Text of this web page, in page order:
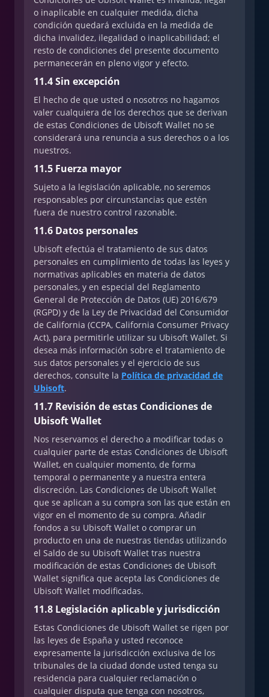
o inaplicable en cualquier medida, dicha
condición quedará excluida en la medida de
dicha invalidez, ilegalidad o inaplicabilidad; el
resto de condiciones del presente documento
permanecerán en pleno vigor y efecto.
11.4 Sin excepción
El hecho de que usted o nosotros no hagamos
valer cualquiera de los derechos que se derivan
de estas Condiciones de Ubisoft Wallet no se
considerará una renuncia a sus derechos o a los
nuestros.
11.5 Fuerza mayor
Sujeto a la legislación aplicable, no seremos
responsables por circunstancias que estén
fuera de nuestro control razonable.
11.6 Datos personales
Ubisoft efectúa el tratamiento de sus datos
personales en cumplimiento de todas las leyes y
normativas aplicables en materia de datos
personales, y en especial del Reglamento
General de Protección de Datos (UE) 2016/679
(RGPD) y de la Ley de Privacidad del Consumidor
de California (CCPA, California Consumer Privacy
Act), para permitirle utilizar su Ubisoft Wallet. Si
desea más información sobre el tratamiento de
sus datos personales y el ejercicio de sus
derechos, consulte la Política de privacidad de
Ubisoft.
11.7 Revisión de estas Condiciones de
Ubisoft Wallet
Nos reservamos el derecho a modificar todas o
cualquier parte de estas Condiciones de Ubisoft
Wallet, en cualquier momento, de forma
temporal o permanente y a nuestra entera
discreción. Las Condiciones de Ubisoft Wallet
que se aplican a su compra son las que están en
vigor en el momento de su compra. Añadir
fondos a su Ubisoft Wallet o comprar un
producto en una de nuestras tiendas utilizando
el Saldo de su Ubisoft Wallet tras nuestra
modificación de estas Condiciones de Ubisoft
Wallet significa que acepta las Condiciones de
Ubisoft Wallet modificadas.
11.8 Legislación aplicable y jurisdicción
Estas Condiciones de Ubisoft Wallet se rigen por
las leyes de España y usted reconoce
expresamente la jurisdicción exclusiva de los
tribunales de la ciudad donde usted tenga su
residencia para cualquier reclamación o
cualquier disputa que tenga con nosotros,